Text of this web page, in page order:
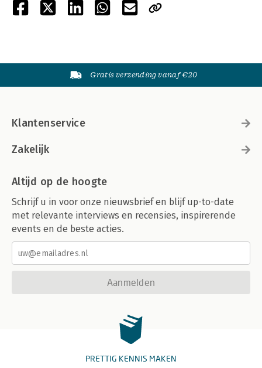
Gratis verzending vanaf €20
Klantenservice
Zakelijk
Altijd op de hoogte
Schrijf u in voor onze nieuwsbrief en blijf up-to-date
met relevante interviews en recensies, inspirerende
events en de beste acties.
Aanmelden
PRETTIG KENNIS MAKEN